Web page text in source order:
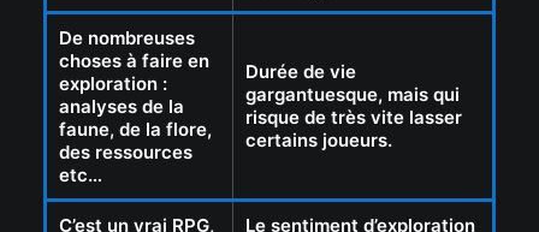
De nombreuses
choses à faire en
exploration :
analyses de la
faune, de la flore,
des ressources
etc…
Durée de vie
gargantuesque, mais qui
risque de très vite lasser
certains joueurs.
C’est un vrai RPG,
Le sentiment d’exploration